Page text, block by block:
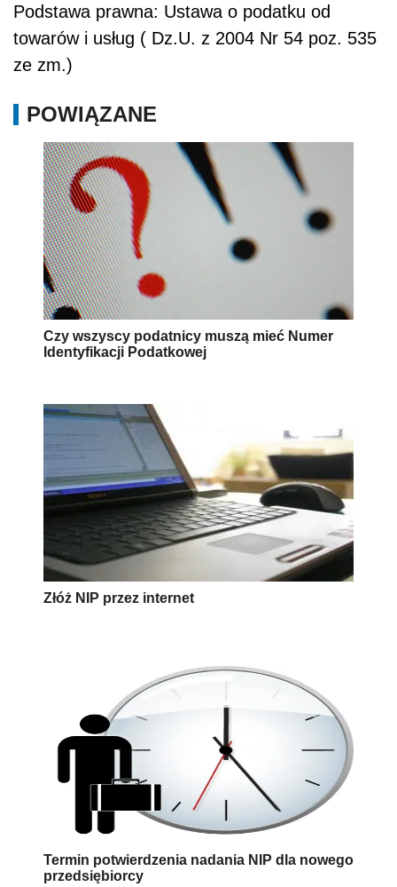
Podstawa prawna: Ustawa o podatku od
towarów i usług ( Dz.U. z 2004 Nr 54 poz. 535
ze zm.)
POWIĄZANE
Czy wszyscy podatnicy muszą mieć Numer
Identyfikacji Podatkowej
Złóż NIP przez internet
Termin potwierdzenia nadania NIP dla nowego
przedsiębiorcy